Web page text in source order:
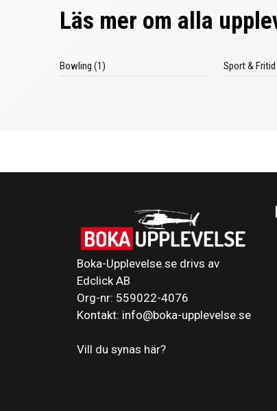
Läs mer om alla
Bowling (1) Sport &
Boka-Upplevelse.se drivs av
Edclick AB
Org-nr: 559022-4076
Kontakt: info@boka-upplevelse.se
Vill du synas här?